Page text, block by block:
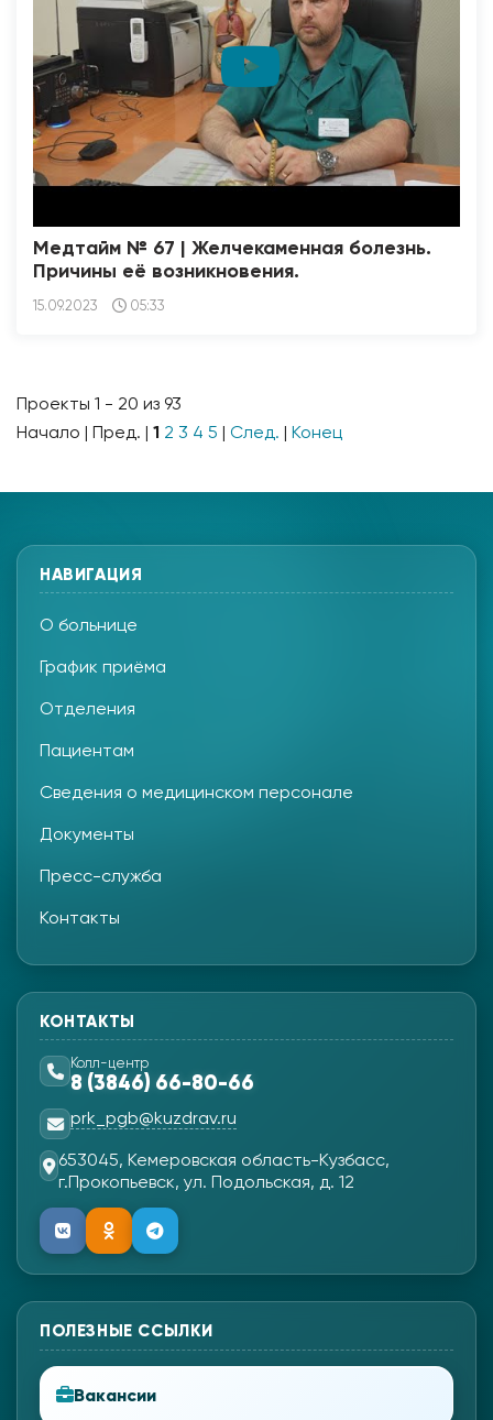
Медтайм № 67 | Желчекаменная болезнь.
Причины её возникновения.
15.09.2023 05:33
Проекты 1 - 20 из 93
Начало | Пред. | 1 2 3 4 5 След. Конец
НАВИГАЦИЯ
О больнице
График приёма
Отделения
Пациентам
Сведения о медицинском персонале
Документы
Пресс-служба
Контакты
КОНТАКТЫ
Колл-центр
8 (3846) 66-80-66
prk_pgb@kuzdrav.ru
653045, Кемеровская область-Кузбасс,
г.Прокопьевск, ул. Подольская, д. 12
ПОЛЕЗНЫЕ ССЫЛКИ
Вакансии